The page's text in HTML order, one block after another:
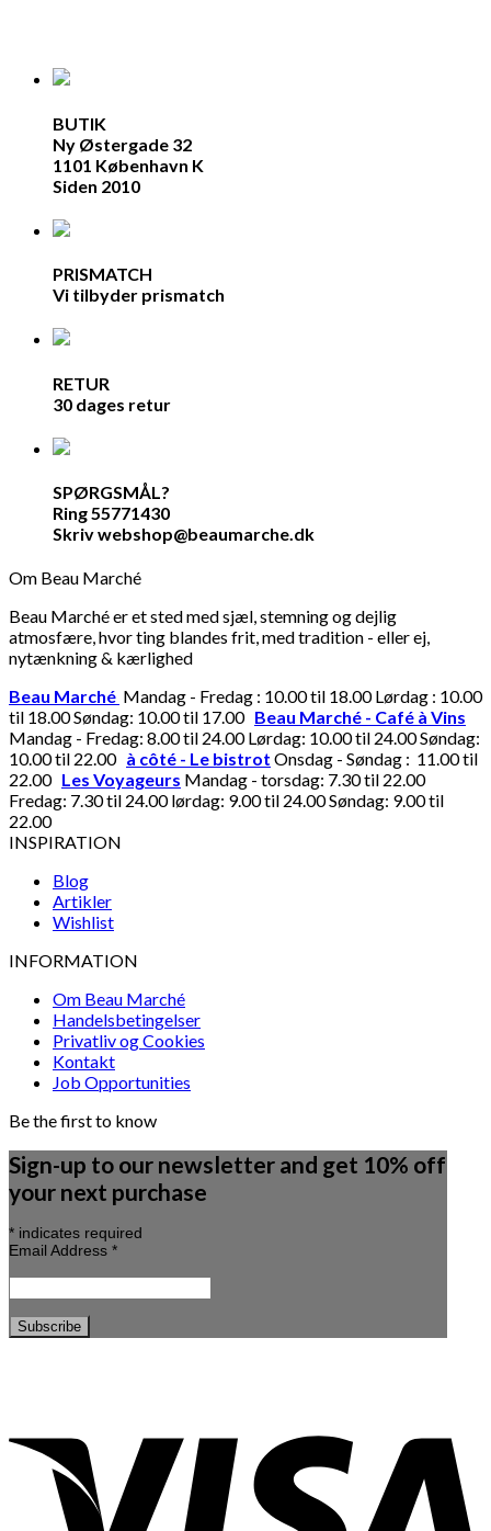
BUTIK
Ny Østergade 32
1101 København K
Siden 2010
PRISMATCH
Vi tilbyder prismatch
RETUR
30 dages retur
SPØRGSMÅL?
Ring 55771430
Skriv webshop@beaumarche.dk
Om Beau Marché
Beau Marché er et sted med sjæl, stemning og dejlig
atmosfære, hvor ting blandes frit, med tradition - eller ej,
nytænkning & kærlighed
Beau Marché Mandag - Fredag : 10.00 til 18.00 Lørdag : 10.00
til 18.00 Søndag: 10.00 til 17.00 Beau Marché - Café à Vins
Mandag - Fredag: 8.00 til 24.00 Lørdag: 10.00 til 24.00 Søndag:
10.00 til 22.00 à côté - Le bistrot Onsdag - Søndag : 11.00 til
22.00 Les Voyageurs Mandag - torsdag: 7.30 til 22.00
Fredag: 7.30 til 24.00 lørdag: 9.00 til 24.00 Søndag: 9.00 til
22.00
INSPIRATION
Blog
Artikler
Wishlist
INFORMATION
Om Beau Marché
Handelsbetingelser
Privatliv og Cookies
Kontakt
Job Opportunities
Be the first to know
Sign-up to our newsletter and get 10% off
your next purchase
* indicates required
Email Address *